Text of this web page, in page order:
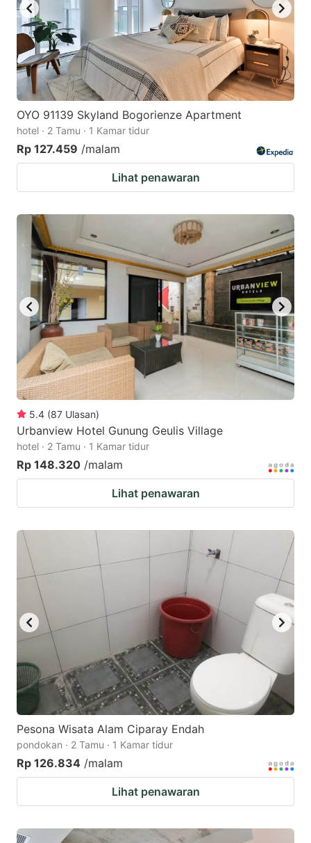
OYO 91139 Skyland Bogorienze Apartment
hotel · 2 Tamu · 1 Kamar tidur
Rp 127.459 /malam
Lihat penawaran
5.4 (87 Ulasan)
Urbanview Hotel Gunung Geulis Village
hotel · 2 Tamu · 1 Kamar tidur
Rp 148.320 /malam
Lihat penawaran
Pesona Wisata Alam Ciparay Endah
pondokan · 2 Tamu · 1 Kamar tidur
Rp 126.834 /malam
Lihat penawaran